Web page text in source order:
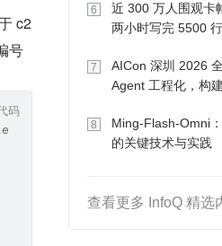
c2
号
码
6
近 300 万人围观卡
两小时写完 5500
7
AICon 深圳 2026
Agent 工程化，构
8
Ming-Flash-Omni
的关键技术与实践
查看更多 InfoQ 精选